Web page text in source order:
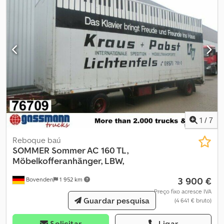
1 / 7
Bovenden 1 952 km
Reboque baú
SOMMER Sommer AC 160 TL,
Möbelkofferanhänger, LBW,
3 900 €
Preço fixo acresce IVA
(4 641 € bruto)
Guardar pesquisa